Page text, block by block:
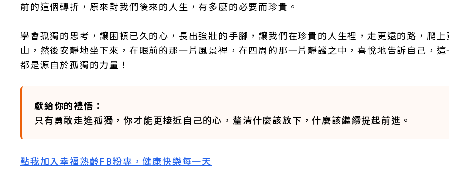
前的這個轉折，原來對我們後來的人生，有多麼的必要而珍貴。
學會孤獨的思考，讓困頓已久的心，長出強壯的手腳，讓我們在珍貴的人生裡，走更遠的路，爬上
山，然後安靜地坐下來，在眼前的那一片風景裡，在四周的那一片靜謐之中，喜悅地告訴自己，這
都是源自於孤獨的力量！
獻給你的禮悟：
只有勇敢走進孤獨，你才能更接近自己的心，釐清什麼該放下，什麼該繼續提起前進。
點我加入幸福熟齡FB粉專，健康快樂每一天